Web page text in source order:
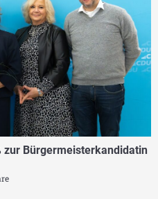
zur Bürgermeisterkandidatin